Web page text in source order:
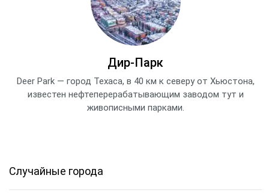
Дир‑Парк
Deer Park — город Техаса, в 40 км к северу от Хьюстона,
известен нефтеперерабатывающим заводом тут и
живописными парками.
Случайные города